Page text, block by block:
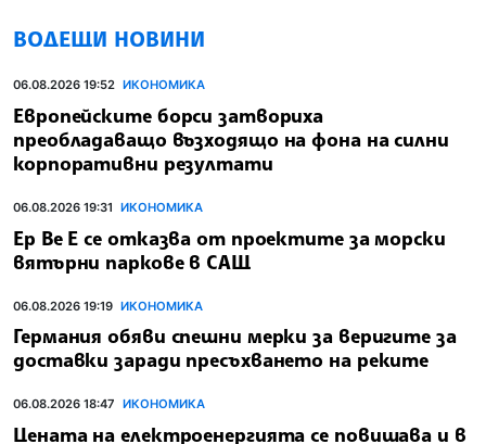
ВОДЕЩИ НОВИНИ
06.08.2026 19:52 ИКОНОМИКА
Европейските борси затвориха
преобладаващо възходящо на фона на силни
корпоративни резултати
06.08.2026 19:31 ИКОНОМИКА
Ер Ве Е се отказва от проектите за морски
вятърни паркове в САЩ
06.08.2026 19:19 ИКОНОМИКА
Германия обяви спешни мерки за веригите за
доставки заради пресъхването на реките
06.08.2026 18:47 ИКОНОМИКА
Цената на електроенергията се повишава и в